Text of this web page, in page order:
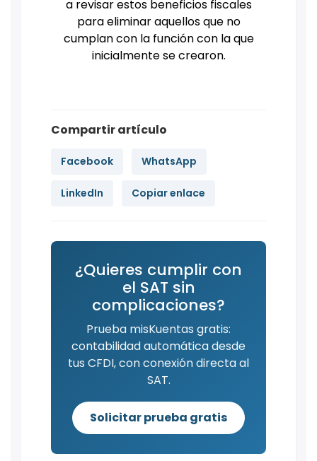
a revisar estos beneficios fiscales
para eliminar aquellos que no
cumplan con la función con la que
inicialmente se crearon.
Compartir artículo
Facebook WhatsApp
LinkedIn Copiar enlace
¿Quieres cumplir con
el SAT sin
complicaciones?
Prueba misKuentas gratis:
contabilidad automática desde
tus CFDI, con conexión directa al
SAT.
Solicitar prueba gratis